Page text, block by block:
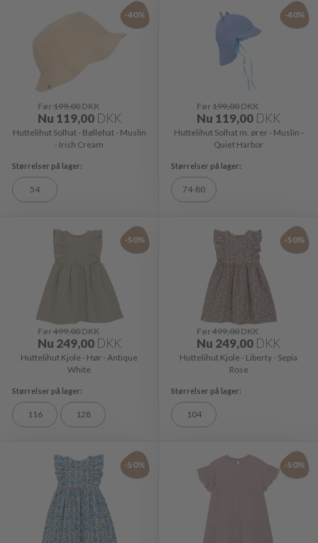
-40%
Før199,00DKK
Nu 119,00 DKK
Huttelihut Solhat - Bøllehat - Muslin
- Irish Cream
54
-40%
Før199,00 DKK
Nu 119,00 DKK
Huttelihut Solhat m. ører - Muslin -
Quiet Harbor
74-80
-50%
Før499,00DKK
Nu 249,00 DKK
Huttelihut Kjole - Hør - Antique
White
116 128
-50%
Før499,00 DKK
Nu 249,00 DKK
Huttelihut Kjole - Liberty - Sepia
Rose
104
-50% -50%